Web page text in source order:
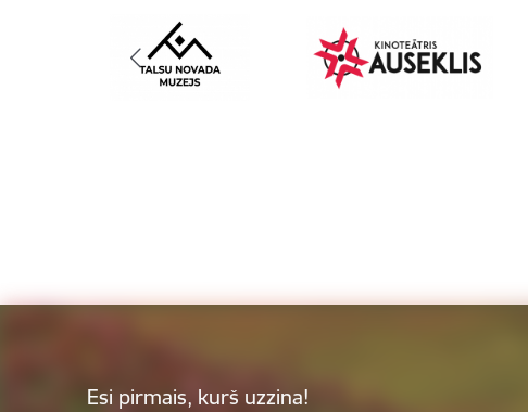
Esi pirmais, kurš uzzina!